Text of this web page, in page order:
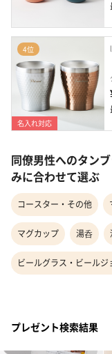
4位
名入れ対応
同僚男性へのタン
みに合わせて選ぶ
コースター・その他
マグカップ 湯呑
ビールグラス・ビールジ
プレゼント検索結果